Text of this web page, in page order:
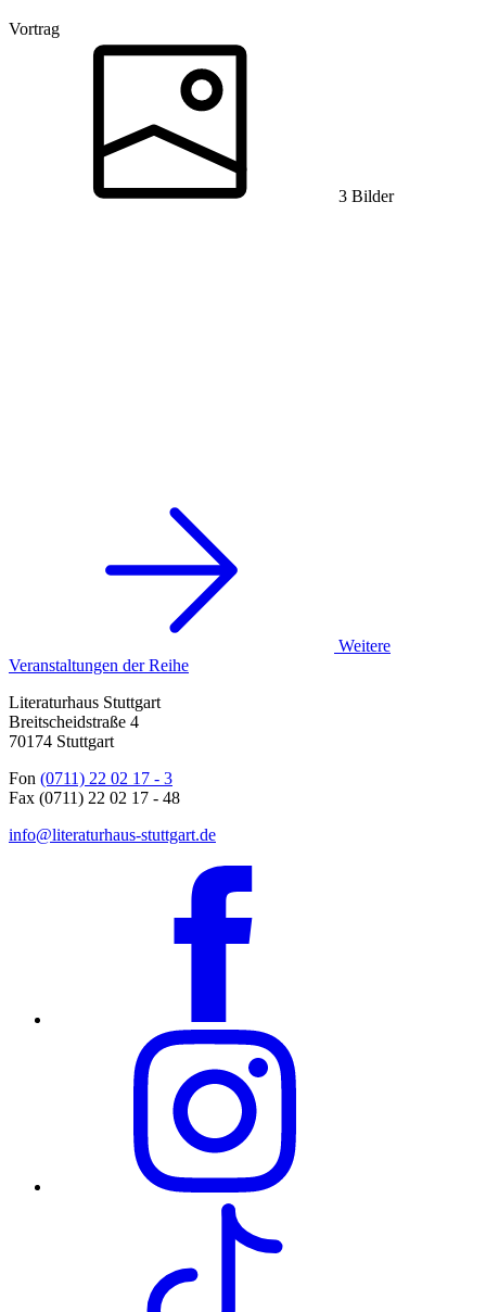
Vortrag
3 Bilder
Weitere
Veranstaltungen der Reihe
Literaturhaus Stuttgart
Breitscheidstraße 4
70174 Stuttgart
Fon (0711) 22 02 17 - 3
Fax (0711) 22 02 17 - 48
info@literaturhaus-stuttgart.de